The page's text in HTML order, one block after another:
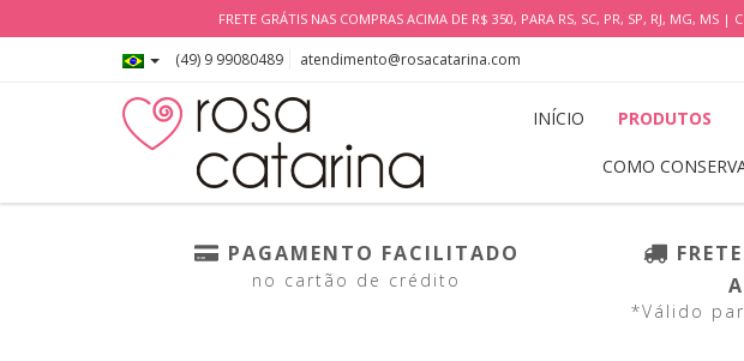
FRETE GRÁTIS NAS COMPRAS ACIMA DE R$ 350, PARA RS, SC, PR, SP, RJ, MG, MS
(49) 9 99080489 atendimento@rosacatarina.com
INÍCIO PRODUTOS
COMO
PAGAMENTO FACILITADO
no cartão de crédito
*Válido